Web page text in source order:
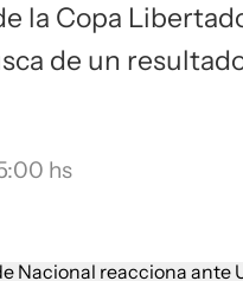
la Copa
de un
hs